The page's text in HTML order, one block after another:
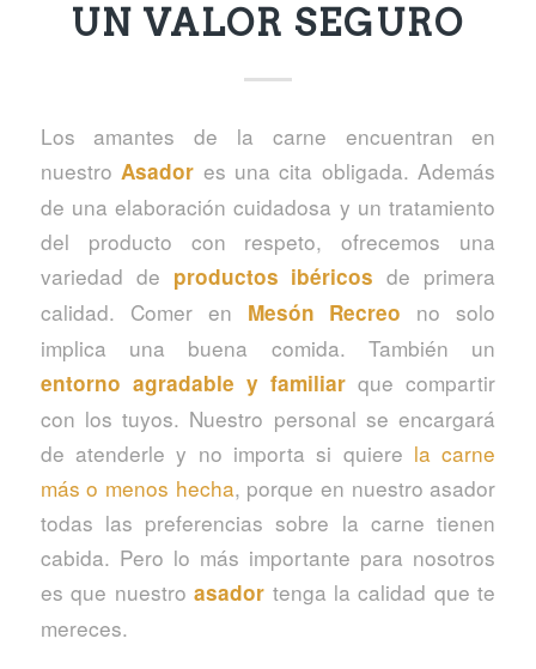
UN VALOR SEGURO
Los amantes de la carne encuentran en
nuestro Asador es una cita obligada. Además
de una elaboración cuidadosa y un tratamiento
del producto con respeto, ofrecemos una
variedad de productos ibéricos de primera
calidad. Comer en Mesón Recreo no solo
implica una buena comida. También un
entorno agradable y familiar que compartir
con los tuyos. Nuestro personal se encargará
de atenderle y no importa si quiere la carne
más o menos hecha, porque en nuestro asador
todas las preferencias sobre la carne tienen
cabida. Pero lo más importante para nosotros
es que nuestroasador tenga la calidad que te
mereces.